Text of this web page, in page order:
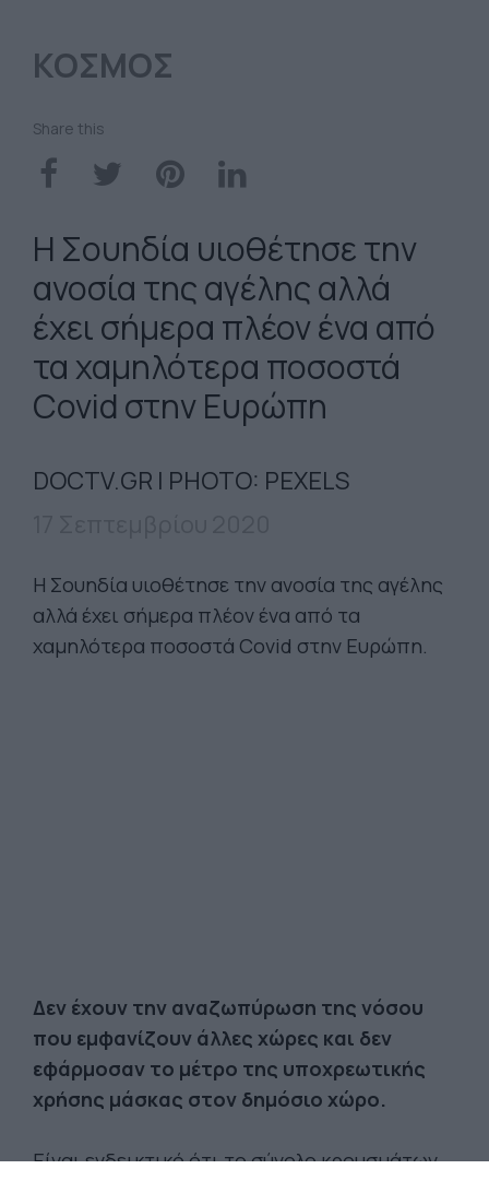
ΚΟΣΜΟΣ
Share this
H Σουηδία υιοθέτησε την
ανοσία της αγέλης αλλά
έχει σήμερα πλέον ένα από
τα χαμηλότερα ποσοστά
Covid στην Ευρώπη
DOCTV.GR | PHOTO: PEXELS
H Σουηδία υιοθέτησε την ανοσία της αγέλης
αλλά έχει σήμερα πλέον ένα από τα
χαμηλότερα ποσοστά Covid στην Ευρώπη.
Δεν έχουν την αναζωπύρωση της νόσου
που εμφανίζουν άλλες χώρες και δεν
εφάρμοσαν το μέτρο της υποχρεωτικής
χρήσης μάσκας στον δημόσιο χώρο.
Είναι ενδεικτικό ότι το σύνολο κρουσμάτων